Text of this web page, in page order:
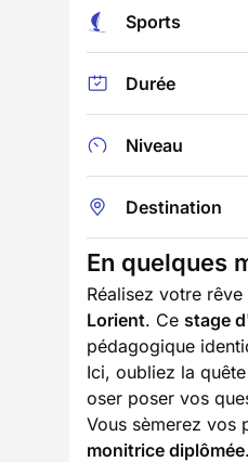
Sports
Durée
Niveau
Destination
En quelques
Réalisez votre
Lorient. Ce stage
pédagogique
Ici, oubliez la
oser poser vos
Vous sèmerez vos
monitrice diplômée